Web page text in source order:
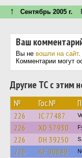
↑ Сентябрь 2005 г.
Ваш
Вы не вошли на сайт.
Комментарии могут
Другие ТС с этим
№ Гос.№
226 JC 77487
226 XD 57930
226 DH 39250
226 KF 90849